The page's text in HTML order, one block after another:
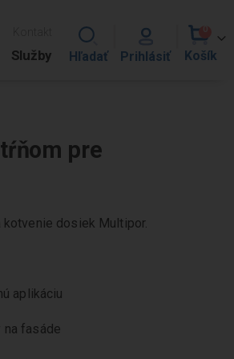
Cart
Služby
pre
dosiek Multipor.
aplikáciu
fasáde